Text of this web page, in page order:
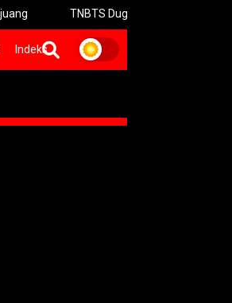
TNBTS Duga Kebakaran Bromo akibat Ulah
Indeks